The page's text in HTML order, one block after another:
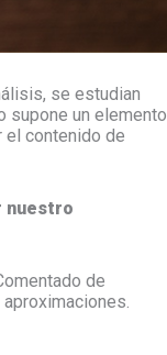
se estudian
supone un elemento
el contenido de
nuestro
de